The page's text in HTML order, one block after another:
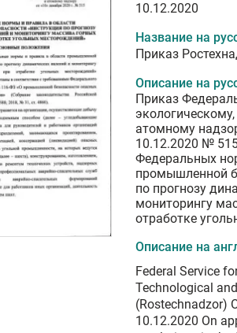
10.12.2020
Название на
Приказ
Описание на
Приказ
атомному
10.12.2020 №
Федеральных
промышленной
по прогнозу
мониторингу
отработке
Описание на
Federal Service
Technological
(Rostechnadzor)
10.12.2020 On